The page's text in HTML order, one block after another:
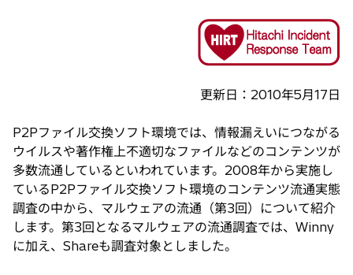
更新日：2010年5月17日
P2Pファイル交換ソフト環境では、情報漏えいにつながる
ウイルスや著作権上不適切なファイルなどのコンテンツが
多数流通しているといわれています。2008年から実施し
ているP2Pファイル交換ソフト環境のコンテンツ流通実態
調査の中から、マルウェアの流通（第3回）について紹介
します。第3回となるマルウェアの流通調査では、Winny
に加え、Shareも調査対象としました。